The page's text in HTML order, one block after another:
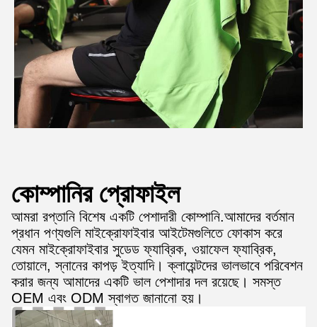
কোম্পানির প্রোফাইল
আমরা রপ্তানি বিশেষ একটি পেশাদারী কোম্পানি.আমাদের বর্তমান
প্রধান পণ্যগুলি মাইক্রোফাইবার আইটেমগুলিতে ফোকাস করে
যেমন মাইক্রোফাইবার সুডেড ফ্যাব্রিক, ওয়াফেল ফ্যাব্রিক,
তোয়ালে, স্নানের কাপড় ইত্যাদি। ক্লায়েন্টদের ভালভাবে পরিবেশন
করার জন্য আমাদের একটি ভাল পেশাদার দল রয়েছে। সমস্ত
OEM এবং ODM স্বাগত জানানো হয়।